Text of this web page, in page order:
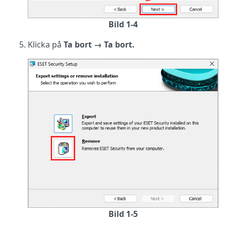
Bild 1-4
Klicka på Ta bort → Ta bort.
Bild 1-5